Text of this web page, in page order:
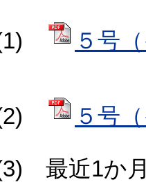
５号
５号
近1か月